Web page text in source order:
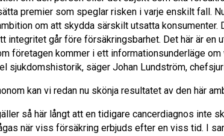
premier som speglar risken i varje enskilt fall.
om att skydda särskilt utsatta konsumenter.
integritet går före försäkringsbarhet. Det här är en
företagen kommer i ett informationsunderläge
sjukdomshistorik, säger Johan Lundström,
kan vi redan nu skönja resultatet av den här
så här långt att en tidigare cancerdiagnos inte
när viss försäkring erbjuds efter en viss tid. I